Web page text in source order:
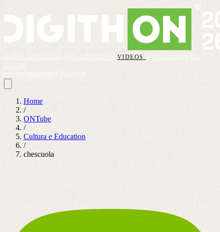
VIDEOS
REGOLAMENTO
Home
/
ONTube
/
Cultura e Education
/
chescuola